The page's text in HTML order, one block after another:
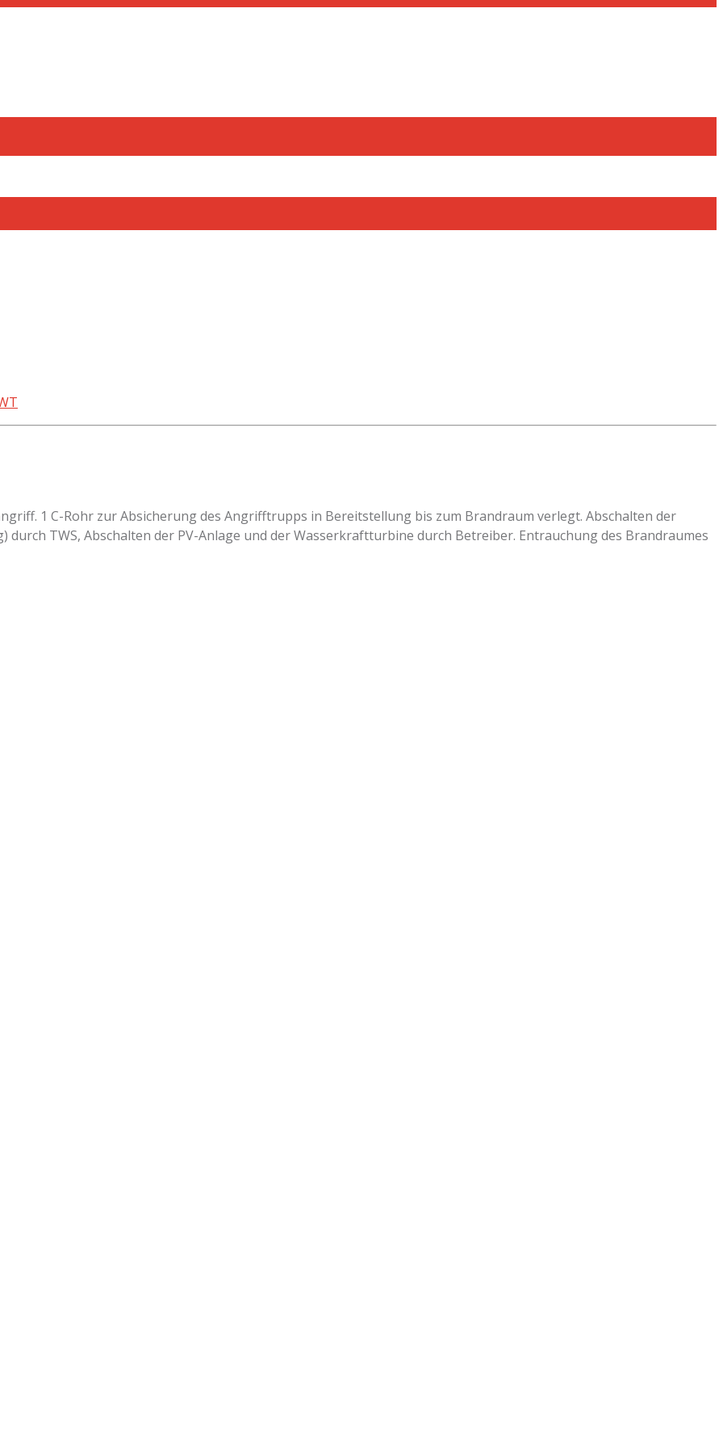
1 C-Rohr zur Absicherung des Angrifftrupps in Bereitstellung bis zum Brandraum verlegt. Abschalten der
TWS, Abschalten der PV-Anlage und der Wasserkraftturbine durch Betreiber. Entrauchung des Brandraumes